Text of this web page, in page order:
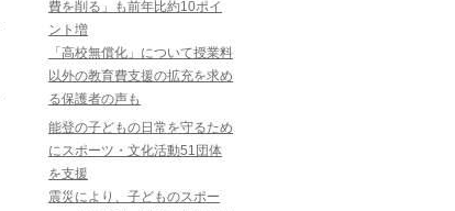
費を削る」も前年比約10ポイ
ント増
「高校無償化」について授業料
以外の教育費支援の拡充を求め
る保護者の声も
能登の子どもの日常を守るため
にスポーツ・文化活動51団体
を支援
震災により、子どものスポー